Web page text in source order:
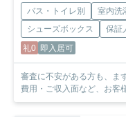
バス・トイレ別 室内洗
シューズボックス
保証
礼0 即入居可
審査に不安がある方も、まずはお
費用・ご収入面など、お客